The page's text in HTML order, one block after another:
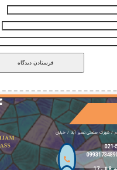
/ شهرک صنعتی نصیر آباد / خیابان
021-